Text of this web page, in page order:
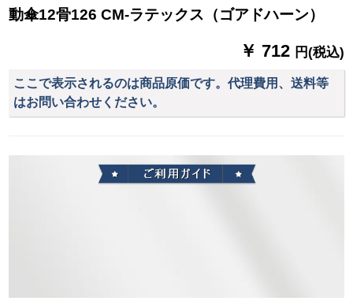
動傘12骨126 CM-ラテックス（ゴアドハーン）
￥ 712 円(税込)
ここで表示されるのは商品原価です。代理費用、送料等
はお問い合わせください。